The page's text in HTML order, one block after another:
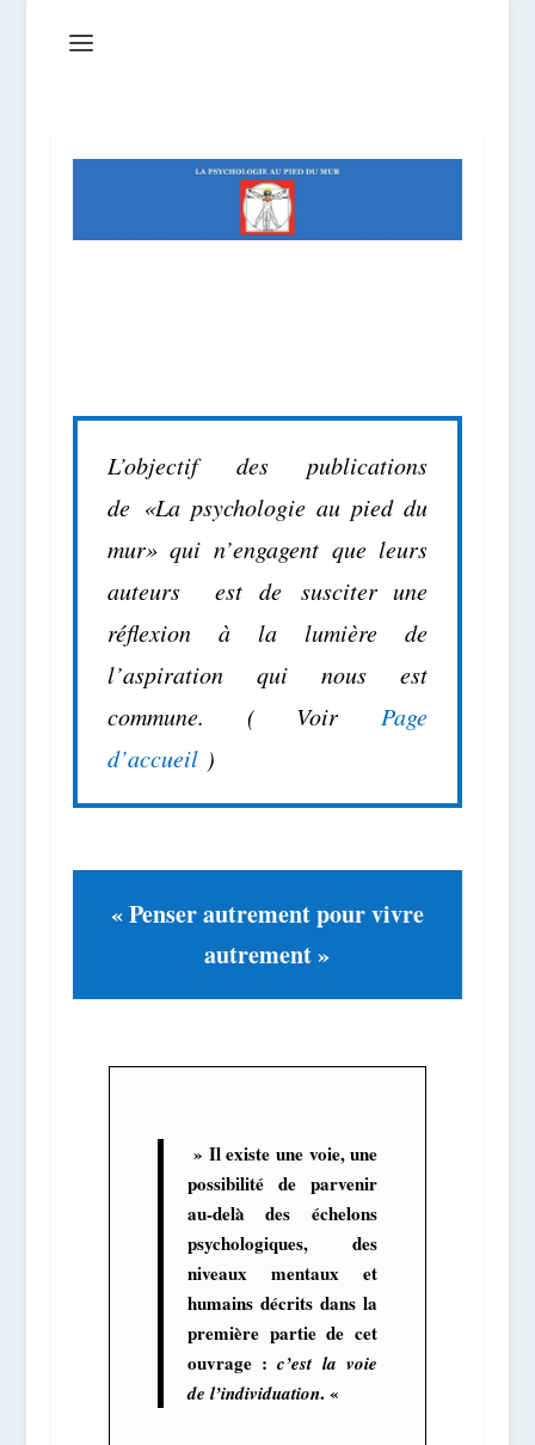
L’objectif des publications
de «La psychologie au pied du
mur» qui n’engagent que leurs
auteurs est de susciter une
réflexion à la lumière de
l’aspiration qui nous est
commune. ( Voir Page
d’accueil)
« Penser autrement pour vivre
autrement »
» Il existe une voie, une
possibilité de parvenir
au-delà des échelons
psychologiques, des
niveaux mentaux et
humains décrits dans la
première partie de cet
ouvrage :c’est la voie
de l’individuation. «